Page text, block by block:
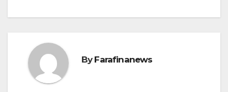
By Farafinanews